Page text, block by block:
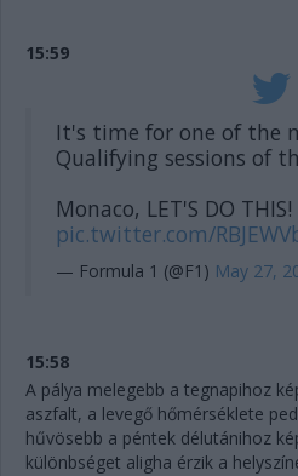
15:59
It's time for one of the
Qualifying sessions of
Monaco, LET'S DO THIS!
pic.twitter.com/
— Formula 1 (@F1) May 27,
15:58
A pálya melegebb a tegnapihoz
aszfalt, a levegő hőmérséklete
hűvösebb a péntek délutánihoz
különbséget aligha érzik a